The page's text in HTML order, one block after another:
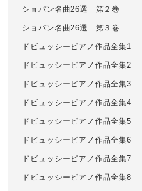
ショパン名曲26選 第２巻
ショパン名曲26選 第３巻
ドビュッシーピアノ作品全集1
ドビュッシーピアノ作品全集2
ドビュッシーピアノ作品全集3
ドビュッシーピアノ作品全集4
ドビュッシーピアノ作品全集5
ドビュッシーピアノ作品全集6
ドビュッシーピアノ作品全集7
ドビュッシーピアノ作品全集8